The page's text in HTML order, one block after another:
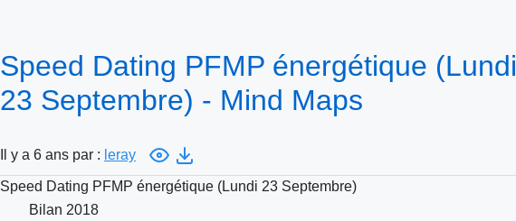
Speed Dating PFMP énergétique (Lundi
23 Septembre) - Mind Maps
Il y a 6 ans par : leray
Speed Dating PFMP énergétique (Lundi 23 Septembre)
Bilan 2018